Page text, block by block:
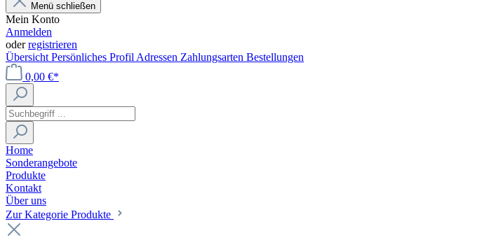
Menü schließen
Mein Konto
Anmelden
oderregistrieren
Übersicht Persönliches Profil Adressen Zahlungsarten Bestellungen
0,00 €*
Home
Sonderangebote
Produkte
Kontakt
Über uns
Zur Kategorie Produkte